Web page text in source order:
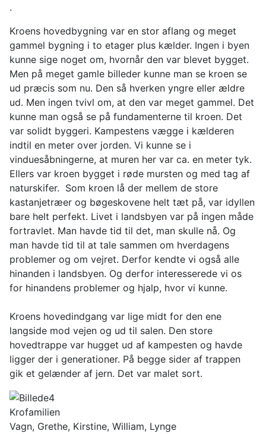
.
Kroens hovedbygning var en stor aflang og meget
gammel bygning i to etager plus kælder. Ingen i byen
kunne sige noget om, hvornår den var blevet bygget.
Men på meget gamle billeder kunne man se kroen se
ud præcis som nu. Den så hverken yngre eller ældre
ud. Men ingen tvivl om, at den var meget gammel. Det
kunne man også se på fundamenterne til kroen. Det
var solidt byggeri. Kampestens vægge i kælderen
indtil en meter over jorden. Vi kunne se i
vinduesåbningerne, at muren her var ca. en meter tyk.
Ellers var kroen bygget i røde mursten og med tag af
naturskifer. Som kroen lå der mellem de store
kastanjetræer og bøgeskovene helt tæt på, var idyllen
bare helt perfekt. Livet i landsbyen var på ingen måde
fortravlet. Man havde tid til det, man skulle nå. Og
man havde tid til at tale sammen om hverdagens
problemer og om vejret. Derfor kendte vi også alle
hinanden i landsbyen. Og derfor interesserede vi os
for hinandens problemer og hjalp, hvor vi kunne.
Kroens hovedindgang var lige midt for den ene
langside mod vejen og ud til salen. Den store
hovedtrappe var hugget ud af kampesten og havde
ligger der i generationer. På begge sider af trappen
gik et gelænder af jern. Det var malet sort.
Krofamilien
Vagn, Grethe, Kirstine, William, Lynge